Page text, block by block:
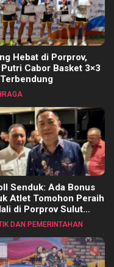
Hebat di Porprov,
Cabor Basket 3×3
Senduk: Ada Bonus
Atlet Tomohon Peraih
di Porprov Sulut
DAN PEMERINTAHAN